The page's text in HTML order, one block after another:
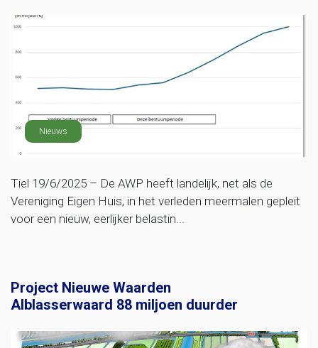
Nieuws
Tiel 19/6/2025 – De AWP heeft landelijk, net als de
Vereniging Eigen Huis, in het verleden meermalen gepleit
voor een nieuw, eerlijker belastin...
Project Nieuwe Waarden
Alblasserwaard 88 miljoen duurder